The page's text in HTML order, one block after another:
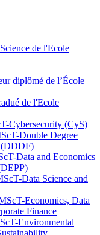
de l'Ecole
diplômé de l’École
de l'Ecole
Cybersecurity (CyS)
Double Degree
(DDDF)
Data and Economics
Data Science and
Economics, Data
Finance
Environmental